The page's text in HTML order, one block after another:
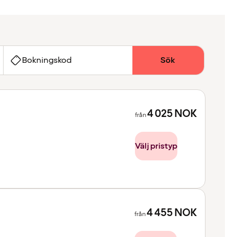
Bokningskod Sök
från4 025NOK
Välj pristyp
från4 455NOK